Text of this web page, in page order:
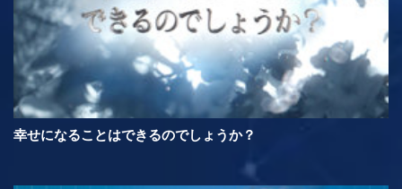
幸せになることはできるのでしょうか？